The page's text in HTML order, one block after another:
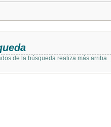
de la búsqueda realiza más arriba